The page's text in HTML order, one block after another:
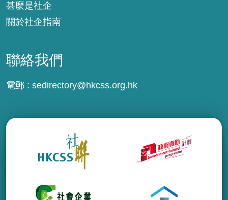
甚麼是社企
關於社企指南
聯絡我們
電郵 : sedirectory@hkcss.org.hk